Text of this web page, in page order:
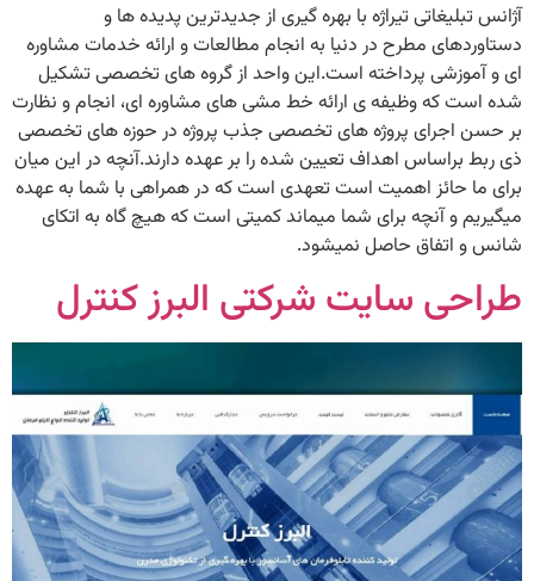
آژانس تبلیغاتی تیراژه با بهره گیری از جدیدترین پدیده ها و
دستاوردهای مطرح در دنیا به انجام مطالعات و ارائه خدمات مشاوره
ای و آموزشی پرداخته است.این واحد از گروه های تخصصی تشکیل
شده است که وظیفه ی ارائه خط مشی های مشاوره ای، انجام و نظارت
بر حسن اجرای پروژه های تخصصی جذب پروژه در حوزه های تخصصی
ذی ربط براساس اهداف تعیین شده را بر عهده دارند.آنچه در این میان
برای ما حائز اهمیت است تعهدی است که در همراهی با شما به عهده
میگیریم و آنچه برای شما میماند کمیتی است که هیچ گاه به اتکای
شانس و اتفاق حاصل نمیشود.
طراحی سایت شرکتی البرز کنترل